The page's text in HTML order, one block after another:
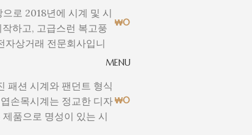
₩0
MENU
₩0
로 2018년에 시계 및 시
하고, 고급스런 복고풍
자상거래 전문회사입니
패션 시계와 팬던트 형식
손목시계는 정교한 디자
품으로 명성이 있는 시